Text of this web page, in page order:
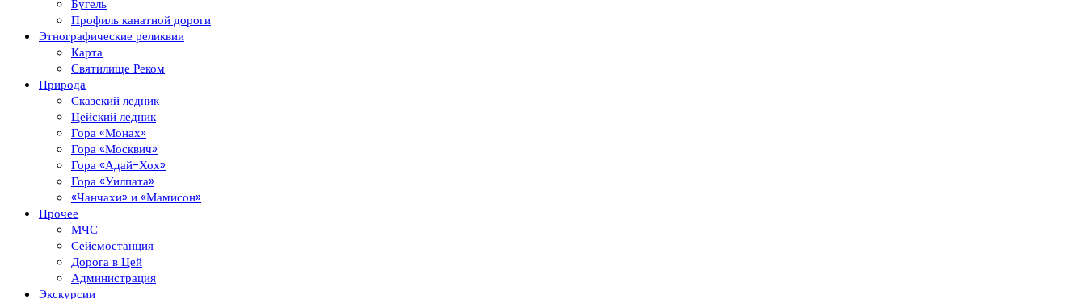
Бугель
Профиль канатной дороги
Этнографические реликвии
Карта
Святилище Реком
Природа
Сказский ледник
Цейский ледник
Гора «Монах»
Гора «Москвич»
Гора «Адай-Хох»
Гора «Уилпата»
«Чанчахи» и «Мамисон»
Прочее
МЧС
Сейсмостанция
Дорога в Цей
Администрация
Экскурсии